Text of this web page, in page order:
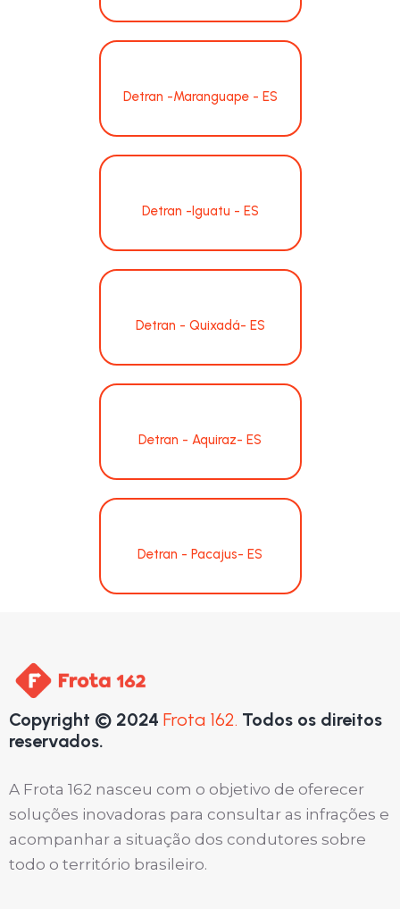
Detran -Maranguape - ES
Detran -Iguatu - ES
Detran - Quixadá- ES
Detran - Aquiraz- ES
Detran - Pacajus- ES
Copyright © 2024 Frota 162. Todos os direitos
reservados.
A Frota 162 nasceu com o objetivo de oferecer
soluções inovadoras para consultar as infrações e
acompanhar a situação dos condutores sobre
todo o território brasileiro.